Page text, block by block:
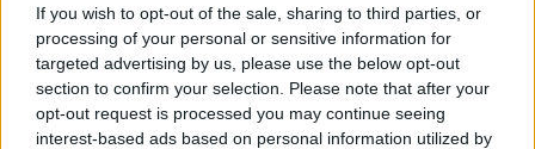
If you wish to opt-out of the sale, sharing to third parties, or
processing of your personal or sensitive information for
targeted advertising by us, please use the below opt-out
section to confirm your selection. Please note that after your
opt-out request is processed you may continue seeing
interest-based ads based on personal information utilized by